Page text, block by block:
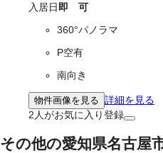
入居日 即 可
360°パノラマ
P空有
南向き
物件画像を見る 詳細を見る
2 人がお気に入り登録
その他の愛知県名古屋